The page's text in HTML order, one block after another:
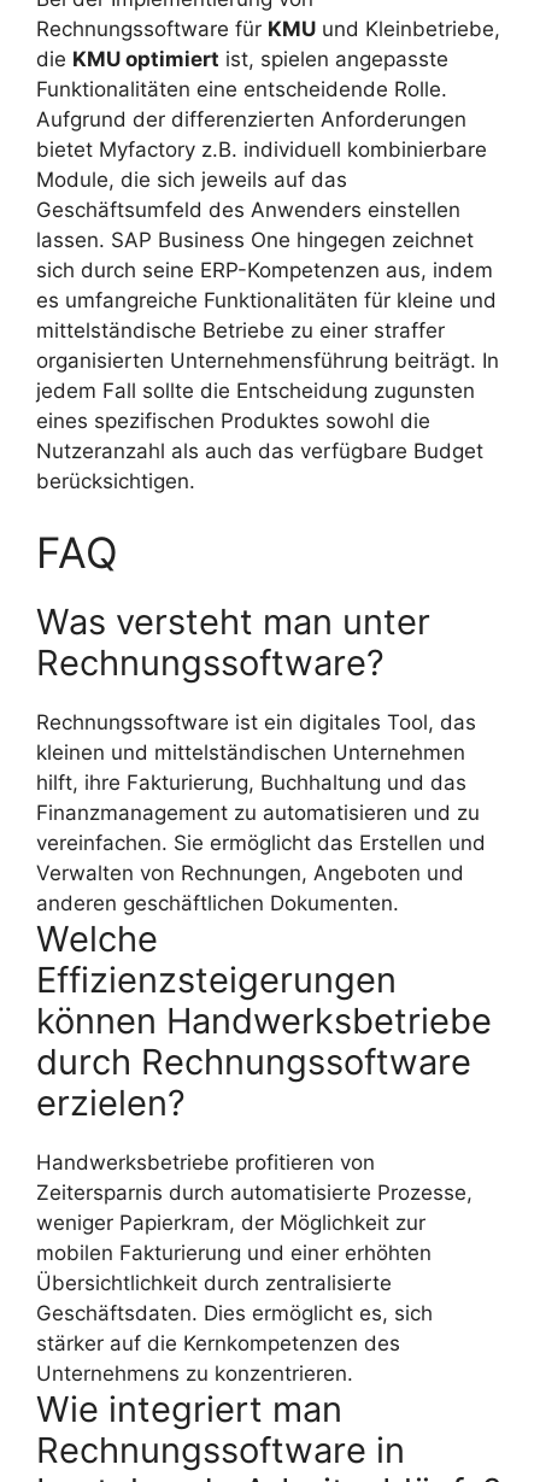
Rechnungssoftware für KMU und Kleinbetriebe,
die KMU optimiert ist, spielen angepasste
Funktionalitäten eine entscheidende Rolle.
Aufgrund der differenzierten Anforderungen
bietet Myfactory z.B. individuell kombinierbare
Module, die sich jeweils auf das
Geschäftsumfeld des Anwenders einstellen
lassen. SAP Business One hingegen zeichnet
sich durch seine ERP-Kompetenzen aus, indem
es umfangreiche Funktionalitäten für kleine und
mittelständische Betriebe zu einer straffer
organisierten Unternehmensführung beiträgt. In
jedem Fall sollte die Entscheidung zugunsten
eines spezifischen Produktes sowohl die
Nutzeranzahl als auch das verfügbare Budget
berücksichtigen.
FAQ
Was versteht man unter
Rechnungssoftware?
Rechnungssoftware ist ein digitales Tool, das
kleinen und mittelständischen Unternehmen
hilft, ihre Fakturierung, Buchhaltung und das
Finanzmanagement zu automatisieren und zu
vereinfachen. Sie ermöglicht das Erstellen und
Verwalten von Rechnungen, Angeboten und
anderen geschäftlichen Dokumenten.
Welche
Effizienzsteigerungen
können Handwerksbetriebe
durch Rechnungssoftware
erzielen?
Handwerksbetriebe profitieren von
Zeitersparnis durch automatisierte Prozesse,
weniger Papierkram, der Möglichkeit zur
mobilen Fakturierung und einer erhöhten
Übersichtlichkeit durch zentralisierte
Geschäftsdaten. Dies ermöglicht es, sich
stärker auf die Kernkompetenzen des
Unternehmens zu konzentrieren.
Wie integriert man
Rechnungssoftware in